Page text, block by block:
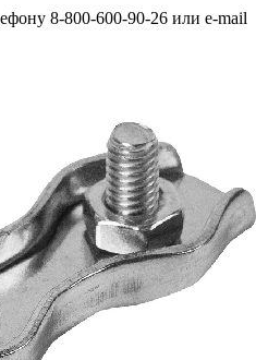
8-800-600-90-26 или e-mail